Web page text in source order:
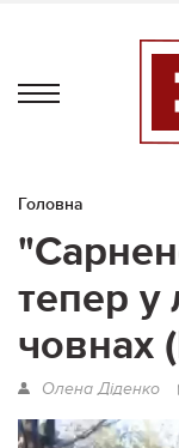
Головна
тепер у
човнах
Олена Діденко